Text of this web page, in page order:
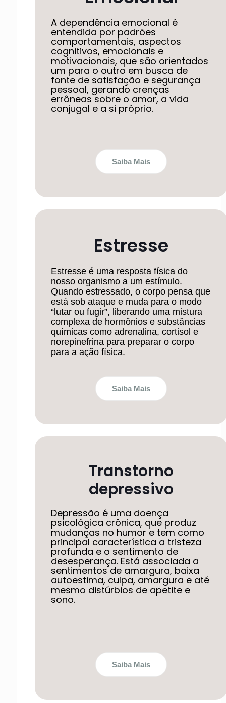
A dependência emocional é
entendida por padrões
comportamentais, aspectos
cognitivos, emocionais e
motivacionais, que são orientados
um para o outro em busca de
fonte de satisfação e segurança
pessoal, gerando crenças
errôneas sobre o amor, a vida
conjugal e a si próprio.
Saiba Mais
Estresse
Estresse é uma resposta física do
nosso organismo a um estímulo.
Quando estressado, o corpo pensa que
está sob ataque e muda para o modo
“lutar ou fugir”, liberando uma mistura
complexa de hormônios e substâncias
químicas como adrenalina, cortisol e
norepinefrina para preparar o corpo
para a ação física.
Saiba Mais
Transtorno
depressivo
Depressão é uma doença
psicológica crônica, que produz
mudanças no humor e tem como
principal característica a tristeza
profunda e o sentimento de
desesperança. Está associada a
sentimentos de amargura, baixa
autoestima, culpa, amargura e até
mesmo distúrbios de apetite e
sono.
Saiba Mais